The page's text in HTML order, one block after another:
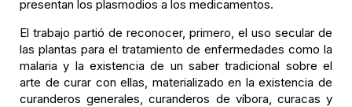
presentan los plasmodios a los medicamentos.
El trabajo partió de reconocer, primero, el uso secular de
las plantas para el tratamiento de enfermedades como la
malaria y la existencia de un saber tradicional sobre el
arte de curar con ellas, materializado en la existencia de
curanderos generales, curanderos de víbora, curacas y